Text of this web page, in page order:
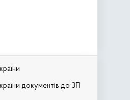
документів до ЗП